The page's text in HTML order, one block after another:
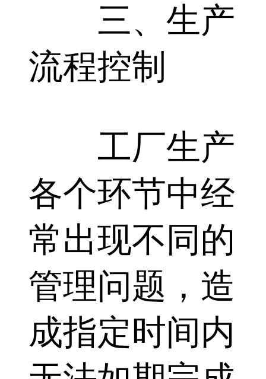
三、生产
流程控制
工厂生产
各个环节中经
常出现不同的
管理问题，造
成指定时间内